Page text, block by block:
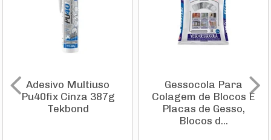
Adesivo Multiuso
Pu40fix Cinza 387g
Tekbond
Gessocola Para
Colagem de Blocos E
Placas de Gesso,
Blocos d...